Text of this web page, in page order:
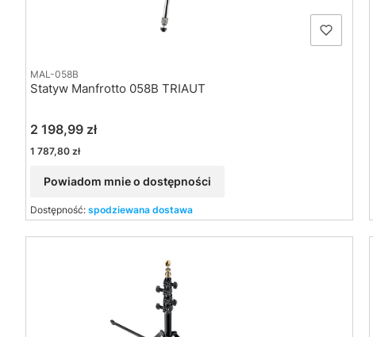
MAL-058B
Statyw Manfrotto 058B TRIAUT
Cena
2 198,99 zł
Cena
1 787,80 zł
Powiadom mnie o dostępności
Dostępność: spodziewana dostawa